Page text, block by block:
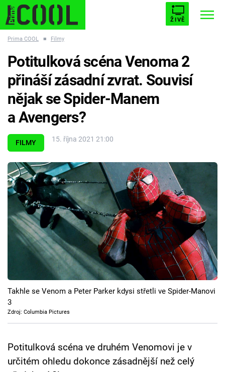
ŽIVĚ
ESCAPE PLNEJ KOTEL AVENGERS 5
Témata
Filmy
Seriály
Hry
Cool Esport
Pořady
Sledujte prima+
Prima COOL ■ Filmy
FILMY 15. října 2021 21:00
Potitulková scéna Venoma 2
přináší zásadní zvrat. Souvisí
nějak se Spider-Manem
a Avengers?
Takhle se Venom a Peter Parker kdysi střetli ve Spider-Manovi
3
Zdroj: Columbia Pictures
Potitulková scéna ve druhém Venomovi je v
určitém ohledu dokonce zásadnější než celý